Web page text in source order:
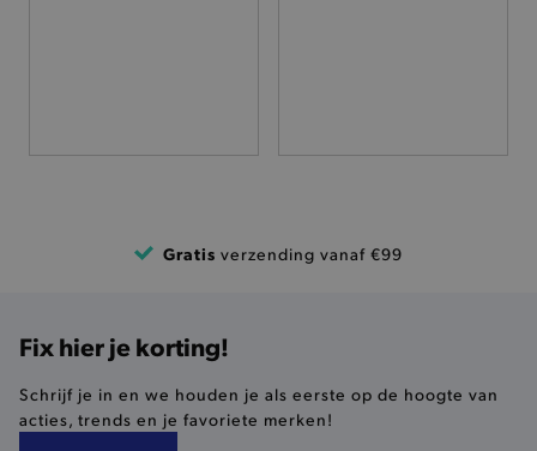
Gratis verzending vanaf €99
Fix hier je korting!
Schrijf je in en we houden je als eerste op de hoogte van
acties, trends en je favoriete merken!
buikjes algemene bezoekersinformatie, maar
product-added-modal